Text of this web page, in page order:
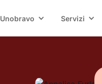
Unobravo Servizi